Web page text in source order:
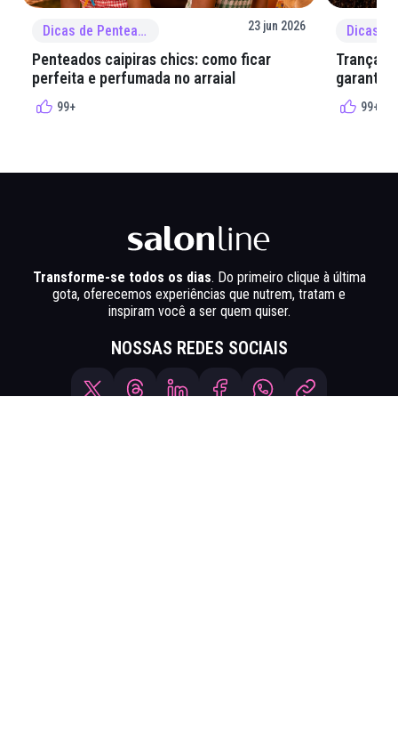
Dicas de Penteado 23 jun 2026
Penteados caipiras chics: como ficar
perfeita e perfumada no arraial
99+
Tranças
garantir
99+
Transforme-se todos os dias. Do primeiro clique à última
gota, oferecemos experiências que nutrem, tratam e
inspiram você a ser quem quiser.
NOSSAS REDES SOCIAIS